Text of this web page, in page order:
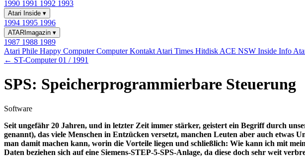
1990 1991 1992 1993
Atari Inside ▾
1994 1995 1996
ATARImagazin ▾
1987 1988 1989
Atari Phile Happy ComputerComputer Kontakt Atari Times Hitdisk ACE NSW Inside Info
← ST-Computer 01 / 1991
SPS: Speicherprogrammierbare Steuerung
Software
Seit ungefähr 20 Jahren, und in letzter Zeit immer stärker, geistert ein Begriff durch
genannt), das viele Menschen in Entzücken versetzt, manchen Leuten aber auch etwas
man damit machen kann, worin die Vorteile liegen und schließlich: Wie kann ich mit
Daten beziehen sich auf eine Siemens-STEP-5-SPS-Anlage, da diese doch sehr weit